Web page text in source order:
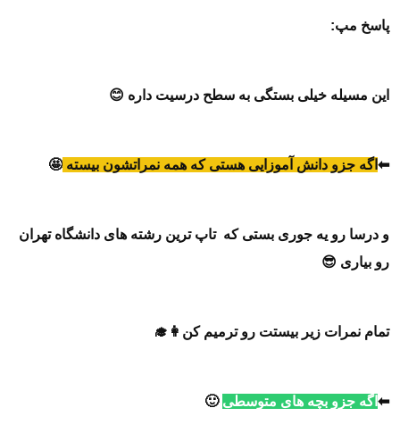
پاسخ مپ:
این مسیله خیلی بستگی به سطح درسیت داره 😊
⬅اگه جزو دانش آموزایی هستی که همه نمراتشون بیسته 🤩
و درسا رو یه جوری بستی که تاپ ترین رشته های دانشگاه تهران
رو بیاری 😎
تمام نمرات زیر بیستت رو ترمیم کن👩‍🎓
⬅اگه جزو بچه های متوسطی 🙂